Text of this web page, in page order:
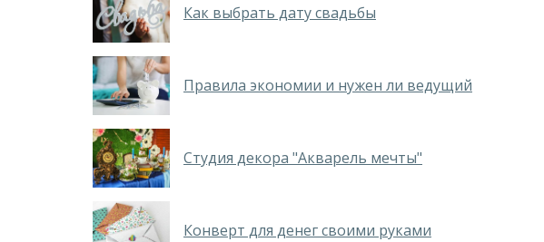
Как выбрать дату свадьбы
Правила экономии и нужен ли ведущий
Студия декора "Акварель мечты"
Конверт для денег своими руками